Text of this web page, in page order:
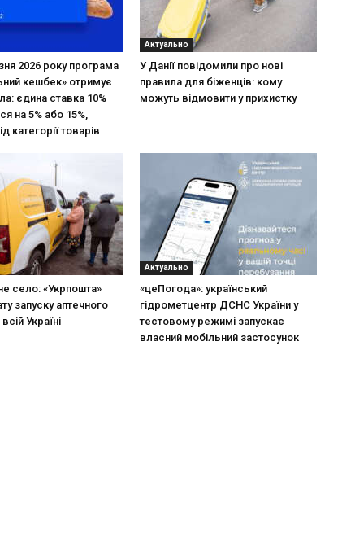
2026 року програма
кешбек» отримує
єдина ставка 10%
на 5% або 15%,
категорії товарів
Актуально
У Данії повідомили про нові
правила для біженців: кому
можуть відмовити у прихистку
село: «Укрпошта»
запуску аптечного
Україні
Актуально
«цеПогода»: український
гідрометцентр ДСНС України у
тестовому режимі запускає
власний мобільний застосунок